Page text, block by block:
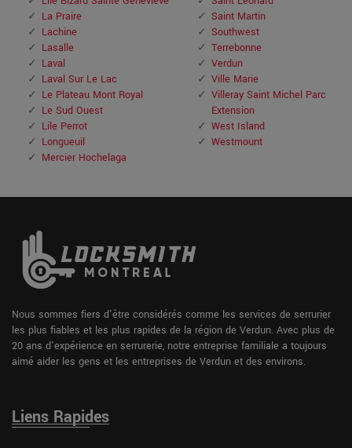
La Praire
Lachine
Lasalle
Laval
Laval Sur Le Lac
Le Plateau Mont Royal
Le Sud Ouest
Lile Perrot
Longueuil
Mercier Hochelaga
Saint Martin
Southwest
Terrebonne
Verdun
Ville Marie
Villeray Saint Michel Parc
Extension
West Island
Westmount
Nous sommes fiers d'être considérés comme les services de serrurier
les plus fiables et les plus rapides de la région de Verdun. Avec plus de
20 ans d'expérience en serrurerie, notre entreprise familiale a toujours
aimé aider les gens et les entreprises de Verdun et des environs.
Liens Rapides